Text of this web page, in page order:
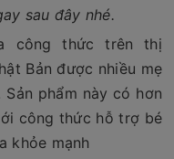
sau đây nhé.
công thức trên thị
Bản được nhiều mẹ
phẩm này có hơn
công thức hỗ trợ bé
khỏe mạnh